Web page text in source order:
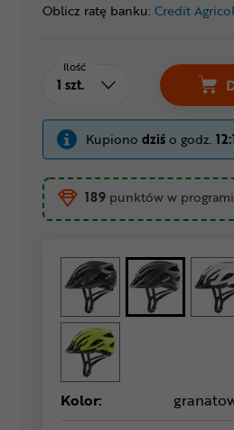
Oblicz ratę banku: Credit
Ilość
Kupiono dziśo godz.
189 punktów w
Kolor: